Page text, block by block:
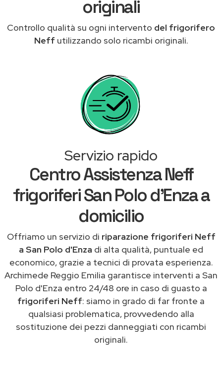
originali
Controllo qualità su ogni intervento del frigorifero
Neff utilizzando solo ricambi originali.
Servizio rapido
Centro Assistenza Neff
frigoriferi San Polo d'Enza a
domicilio
Offriamo un servizio di riparazione frigoriferi Neff
a San Polo d'Enza di alta qualità, puntuale ed
economico, grazie a tecnici di provata esperienza.
Archimede Reggio Emilia garantisce interventi a San
Polo d'Enza entro 24/48 ore in caso di guasto a
frigoriferi Neff: siamo in grado di far fronte a
qualsiasi problematica, provvedendo alla
sostituzione dei pezzi danneggiati con ricambi
originali.